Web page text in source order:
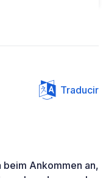
Traducir
Ankommen an,